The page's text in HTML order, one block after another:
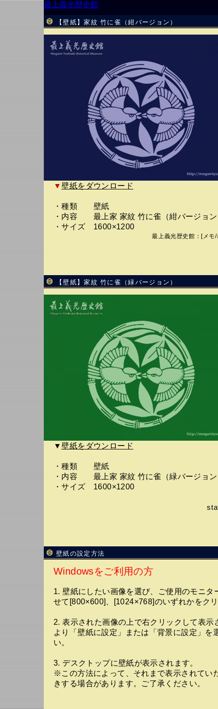
最上義光歴史館
【壁紙】家紋 竹に雀（紺バージョン）
▼壁紙をダウンロード
・種類 壁紙
・内容 最上家 家紋 竹に雀（紺バージョ
・サイズ 1600×1200
最上義光歴史館 ：[メモ/
【壁紙】家紋 竹に雀（緑バージョン）
▼壁紙をダウンロード
・種類 壁紙
・内容 最上家 家紋 竹に雀（緑バージョ
・サイズ 1600×1200
壁紙の設定方法
Windowsをご利用の方
1. 壁紙にしたい画像を選び、ご使用のモニタ
せて[800×600]、[1024×768]のいずれかをク
2. 表示された画像の上で右クリックして表示
より「壁紙に設定」または「背景に設定」を
い。
3. デスクトップに壁紙が表示されます。
※この方法によって、それまで表示されてい
きする場合があります。ご了承ください。